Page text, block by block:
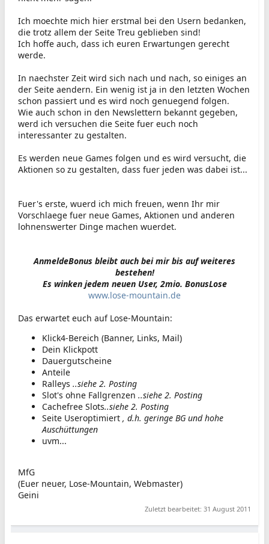
Ich moechte mich hier erstmal bei den Usern bedanken,
die trotz allem der Seite Treu geblieben sind!
Ich hoffe auch, dass ich euren Erwartungen gerecht
werde.
In naechster Zeit wird sich nach und nach, so einiges an
der Seite aendern. Ein wenig ist ja in den letzten Wochen
schon passiert und es wird noch genuegend folgen.
Wie auch schon in den Newslettern bekannt gegeben,
werd ich versuchen die Seite fuer euch noch
interessanter zu gestalten.
Es werden neue Games folgen und es wird versucht, die
Aktionen so zu gestalten, dass fuer jeden was dabei ist...
Fuer's erste, wuerd ich mich freuen, wenn Ihr mir
Vorschlaege fuer neue Games, Aktionen und anderen
lohnenswerter Dinge machen wuerdet.
AnmeldeBonus bleibt auch bei mir bis auf weiteres
bestehen!
Es winken jedem neuen User, 2mio. BonusLose
www.lose-mountain.de
Das erwartet euch auf Lose-Mountain:
Klick4-Bereich (Banner, Links, Mail)
Dein Klickpott
Dauergutscheine
Anteile
Ralleys ..siehe 2. Posting
Slot's ohne Fallgrenzen ..siehe 2. Posting
Cachefree Slots..siehe 2. Posting
Seite Useroptimiert , d.h. geringe BG und hohe
Auschüttungen
uvm...
MfG
(Euer neuer, Lose-Mountain, Webmaster)
Geini
Zuletzt bearbeitet: 31 August 2011